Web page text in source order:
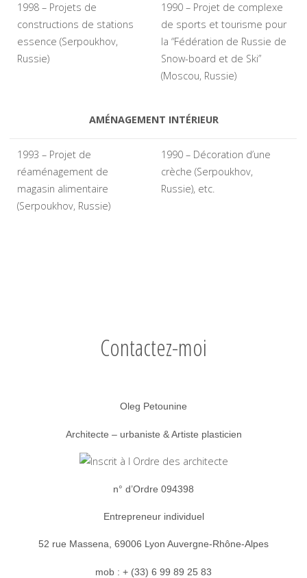
1998 – Projets de
constructions de stations
essence (Serpoukhov,
Russie)
1990 – Projet de complexe
de sports et tourisme pour
la “Fédération de Russie de
Snow-board et de Ski”
(Moscou, Russie)
AMÉNAGEMENT INTÉRIEUR
1993 – Projet de
réaménagement de
magasin alimentaire
(Serpoukhov, Russie)
1990 – Décoration d’une
crèche (Serpoukhov,
Russie), etc.
Contactez-moi
Oleg Petounine
Architecte – urbaniste & Artiste plasticien
n° d’Ordre 094398
Entrepreneur individuel
52 rue Massena, 69006 Lyon Auvergne-Rhône-Alpes
mob : + (33) 6 99 89 25 83